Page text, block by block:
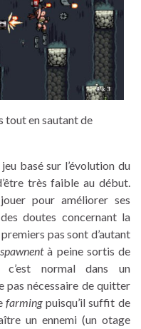
tout en sautant de
basé sur l’évolution du
très faible au début.
pour améliorer ses
doutes concernant la
pas sont d’autant
à peine sortis de
normal dans un
pas nécessaire de quitter
farmingpuisqu’il suffit de
un ennemi (un otage